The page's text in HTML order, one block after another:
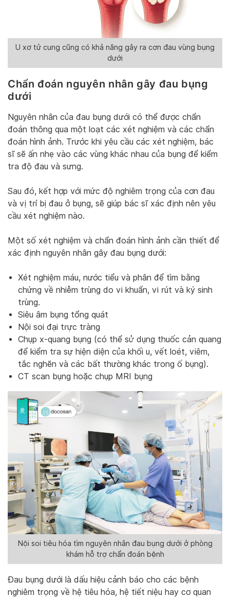
U xơ tử cung cũng có khả năng gây ra cơn đau vùng bụng
dưới
Chẩn đoán nguyên nhân gây đau bụng
dưới
Nguyên nhân của đau bụng dưới có thể được chẩn
đoán thông qua một loạt các xét nghiệm và các chẩn
đoán hình ảnh. Trước khi yêu cầu các xét nghiệm, bác
sĩ sẽ ấn nhẹ vào các vùng khác nhau của bụng để kiểm
tra độ đau và sưng.
Sau đó, kết hợp với mức độ nghiêm trọng của cơn đau
và vị trí bị đau ở bụng, sẽ giúp bác sĩ xác định nên yêu
cầu xét nghiệm nào.
Một số xét nghiệm và chẩn đoán hình ảnh cần thiết để
xác định nguyên nhân gây đau bụng dưới:
Xét nghiệm máu, nước tiểu và phân để tìm bằng
chứng về nhiễm trùng do vi khuẩn, vi rút và ký sinh
trùng.
Siêu âm bụng tổng quát
Nội soi đại trực tràng
Chụp x-quang bụng (có thể sử dụng thuốc cản quang
để kiểm tra sự hiện diện của khối u, vết loét, viêm,
tắc nghẽn và các bất thường khác trong ố bụng).
CT scan bụng hoặc chụp MRI bụng
Nội soi tiêu hóa tìm nguyên nhân đau bụng dưới ở phòng
khám hỗ trợ chẩn đoán bệnh
Đau bụng dưới là dấu hiệu cảnh báo cho các bệnh
nghiêm trọng về hệ tiêu hóa, hệ tiết niệu hay cơ quan